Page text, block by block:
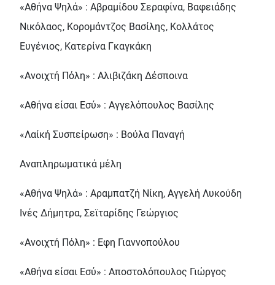
«Αθήνα Ψηλά» : Αβραμίδου Σεραφίνα, Βαφειάδης
Νικόλαος, Κορομάντζος Βασίλης, Κολλάτος
Ευγένιος, Κατερίνα Γκαγκάκη
«Ανοιχτή Πόλη» : Αλιβιζάκη Δέσποινα
«Αθήνα είσαι Εσύ» : Αγγελόπουλος Βασίλης
«Λαίκή Συσπείρωση» : Βούλα Παναγή
Αναπληρωματικά μέλη
«Αθήνα Ψηλά» : Αραμπατζή Νίκη, Αγγελή Λυκούδη
Ινές Δήμητρα, Σεϊταρίδης Γεώργιος
«Ανοιχτή Πόλη» : Εφη Γιαννοπούλου
«Αθήνα είσαι Εσύ» : Αποστολόπουλος Γιώργος